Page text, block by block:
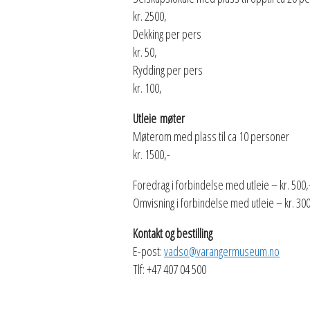
kr. 2500,
Dekking per pers
kr. 50,
Rydding per pers
kr. 100,
Utleie møter
Møterom med plass til ca 10 personer
kr. 1500,-
Foredrag i forbindelse med utleie – kr.
Omvisning i forbindelse med utleie – kr.
Kontakt og bestilling
E-post:vadso@varangermuseum.no
Tlf: +47 407 04 500